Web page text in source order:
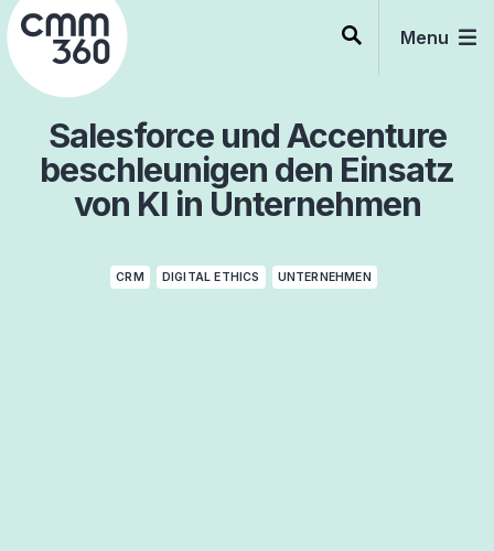
Skip
to
content
Menu
Salesforce und Accenture
beschleunigen den Einsatz
von KI in Unternehmen
CRM DIGITAL ETHICS UNTERNEHMEN